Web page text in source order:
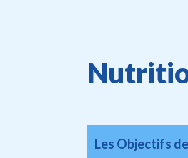
Les Objectifs